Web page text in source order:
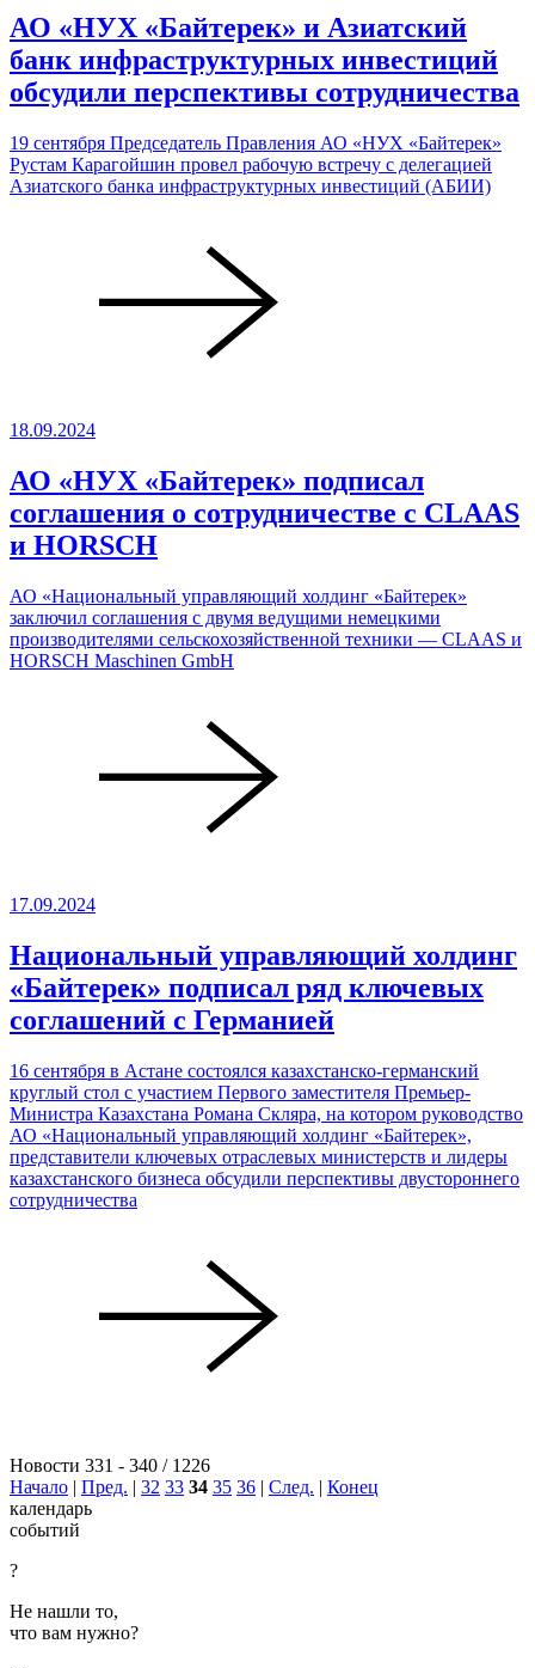
АО «НУХ «Байтерек» и Азиатский
банк инфраструктурных инвестиций
обсудили перспективы сотрудничества
19 сентября Председатель Правления АО «НУХ «Байтерек»
Рустам Карагойшин провел рабочую встречу с делегацией
Азиатского банка инфраструктурных инвестиций (АБИИ)
18.09.2024
АО «НУХ «Байтерек» подписал
соглашения о сотрудничестве с CLAAS
и HORSCH
АО «Национальный управляющий холдинг «Байтерек»
заключил соглашения с двумя ведущими немецкими
производителями сельскохозяйственной техники — CLAAS и
HORSCH Maschinen GmbH
17.09.2024
Национальный управляющий холдинг
«Байтерек» подписал ряд ключевых
соглашений с Германией
16 сентября в Астане состоялся казахстанско-германский
круглый стол с участием Первого заместителя Премьер-
Министра Казахстана Романа Скляра, на котором руководство
АО «Национальный управляющий холдинг «Байтерек»,
представители ключевых отраслевых министерств и лидеры
казахстанского бизнеса обсудили перспективы двустороннего
сотрудничества
Новости 331 - 340 / 1226
Начало | Пред. | 32 33 34 35 36 | След. | Конец
календарь
событий
?
Не нашли то,
что вам нужно?